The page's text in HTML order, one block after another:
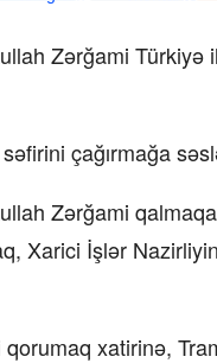
Zərğami Türkiyə
çağırmağa
Zərğami
Xarici İşlər
xatirinə,